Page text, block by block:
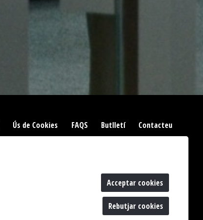
Ús de Cookies FAQS Butlletí Contacteu
Acceptar cookies
Rebutjar cookies